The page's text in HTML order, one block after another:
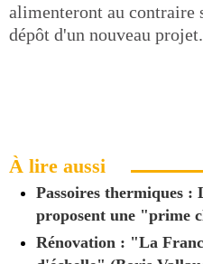
alimenteront au contraire
dépôt d'un nouveau projet.
À lire aussi
Passoires thermiques :
proposent une "prime
Rénovation : "La